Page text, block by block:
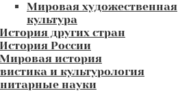
Мировая художественная
культура
История других стран
История России
Мировая история
и культурология
науки